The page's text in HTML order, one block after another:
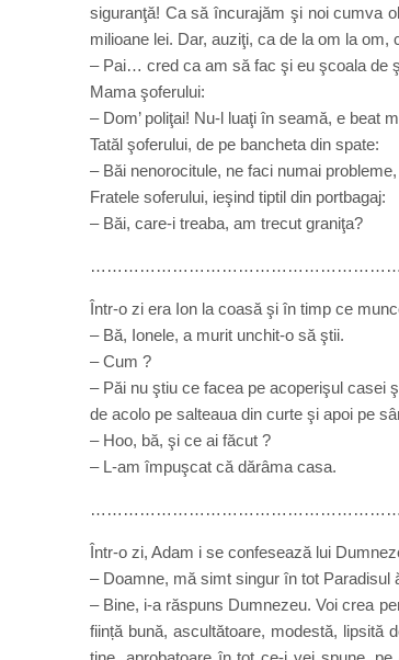
siguranţă! Ca să încurajăm şi noi cumva
milioane lei. Dar, auziţi, ca de la om la om,
– Pai… cred ca am să fac şi eu şcoala de
Mama şoferului:
– Dom’ poliţai! Nu-l luaţi în seamă, e beat
Tatăl şoferului, de pe bancheta din spate:
– Băi nenorocitule, ne faci numai
Fratele soferului, ieşind tiptil din portbagaj:
– Băi, care-i treaba, am trecut graniţa?
Într-o zi era Ion la coasă şi în timp ce
– Bă, Ionele, a murit unchit-o să ştii.
– Cum ?
– Păi nu ştiu ce facea pe acoperişul casei
de acolo pe salteaua din curte şi apoi pe
– Hoo, bă, şi ce ai făcut ?
– L-am împuşcat că dărâma casa.
Într-o zi, Adam i se confesează lui
– Doamne, mă simt singur în tot Paradisul
– Bine, i-a răspuns Dumnezeu. Voi crea
ființă bună, ascultătoare, modestă, lipsită